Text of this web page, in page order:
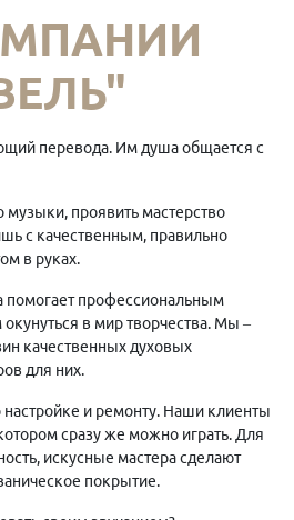
перевода. Им душа общается с
проявить мастерство
с качественным, правильно
в руках.
помогает профессиональным
в мир творчества. Мы –
качественных духовых
для них.
и ремонту. Наши клиенты
сразу же можно играть. Для
искусные мастера сделают
покрытие.